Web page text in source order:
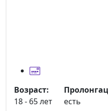
Возраст:
18 - 65 лет
есть